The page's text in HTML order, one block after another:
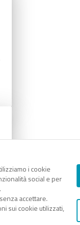
i cookie
social e per
accettare.
sui cookie utilizzati,